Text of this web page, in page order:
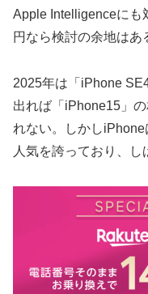
Apple Intelligenceにも
円なら検討の余地はあ
2025年は「iPhone
出れば「iPhone15」
れない。しかし
人気を誇っており、し